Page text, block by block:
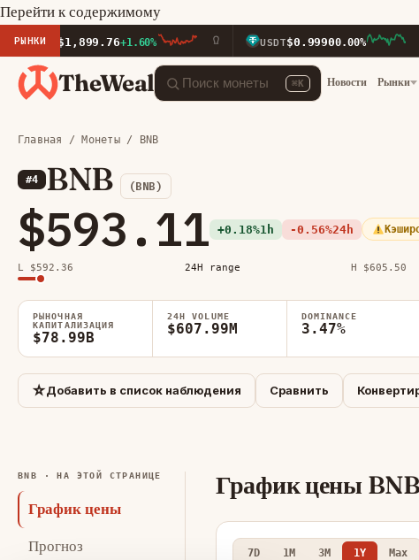
Перейти к содержимому
РЫНКИ
$1,899.76+1.60% USDT $0.99900.00%
TheWeal ⌘K Новости Рынки
Главная / Монеты/ BNB
#4 BNB (BNB)
$593.11 +0.18%1h -0.56%24h
L $592.36 24H range H $605.50
РЫНОЧНАЯ
КАПИТАЛИЗАЦИЯ
$78.99B
24H VOLUME
$607.99M
DOMINANCE
3.47%
☆Добавить в список наблюдения Сравнить
BNB · НА ЭТОЙ СТРАНИЦЕ
График цены
Прогноз
График цены BNB
7D 1M 3M 1Y Max